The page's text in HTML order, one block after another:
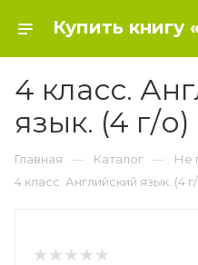
4 класс.
язык. (4 г/
Главная — Каталог — Не
4 класс. Английский язык. (4